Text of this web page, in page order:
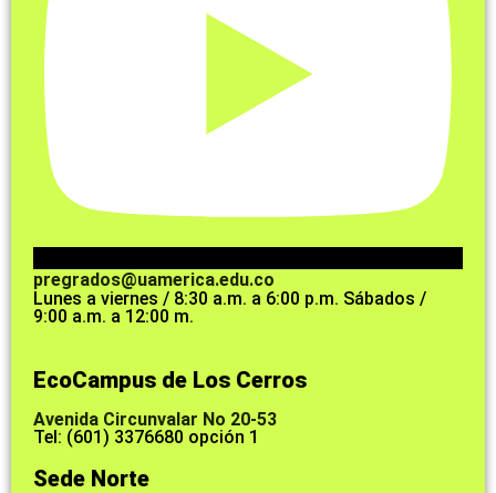
pregrados@uamerica.edu.co
Lunes a viernes / 8:30 a.m. a 6:00 p.m. Sábados /
9:00 a.m. a 12:00 m.
EcoCampus de Los Cerros
Avenida Circunvalar No 20-53
Tel: (601) 3376680 opción 1
Sede Norte